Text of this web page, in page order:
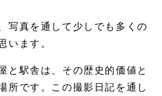
写真を通して少しでも多くの
います。
と駅舎は、その歴史的価値と
所です。この撮影日記を通し